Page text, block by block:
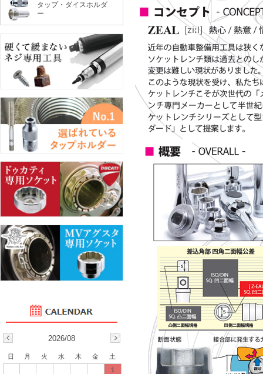
タップ・ダイスホルダ
ー
2026/08
日 月 火 水 木 金
土
1